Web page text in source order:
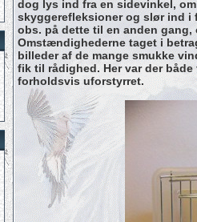
dog lys ind fra en sidevinkel,
skyggerefleksioner og slør ind
obs. på dette til en anden
Omstændighederne taget i
billeder af de mange smukke
fik til rådighed. Her var der
forholdsvis uforstyrret.